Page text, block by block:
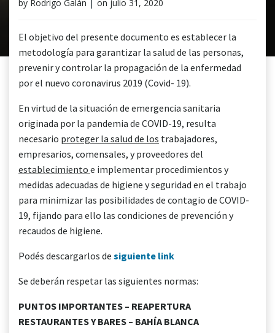
by Rodrigo Galán | on julio 31, 2020
El objetivo del presente documento es establecer la
metodología para garantizar la salud de las personas,
prevenir y controlar la propagación de la enfermedad
por el nuevo coronavirus 2019 (Covid- 19).
En virtud de la situación de emergencia sanitaria
originada por la pandemia de COVID-19, resulta
necesario proteger la salud de los trabajadores,
empresarios, comensales, y proveedores del
establecimiento e implementar procedimientos y
medidas adecuadas de higiene y seguridad en el trabajo
para minimizar las posibilidades de contagio de COVID-
19, fijando para ello las condiciones de prevención y
recaudos de higiene.
Podés descargarlos de siguiente link
Se deberán respetar las siguientes normas:
PUNTOS IMPORTANTES – REAPERTURA
RESTAURANTES Y BARES – BAHÍA BLANCA